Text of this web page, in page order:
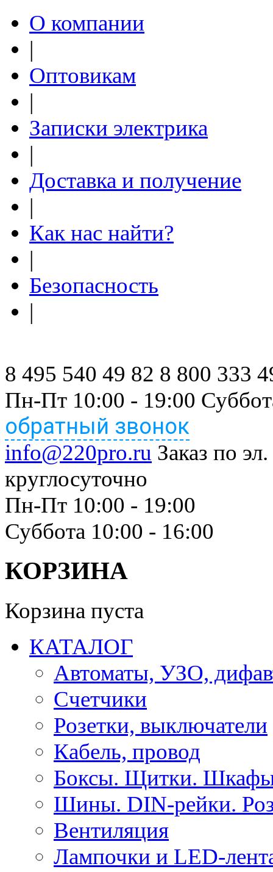
О компании
|
Оптовикам
|
Записки электрика
|
Доставка и получение
|
Как нас найти?
|
Безопасность
|
8 495 540 49 82 8 800 333
Пн-Пт 10:00 - 19:00
обратный звонок
info@220pro.ru Заказ по
круглосуточно
Пн-Пт 10:00 - 19:00
Суббота 10:00 - 16:00
КОРЗИНА
Корзина пуста
КАТАЛОГ
Автоматы, УЗО,
Счетчики
Розетки, выключатели
Кабель, провод
Боксы. Щитки.
Шины. DIN-рейки.
Вентиляция
Лампочки и LED-